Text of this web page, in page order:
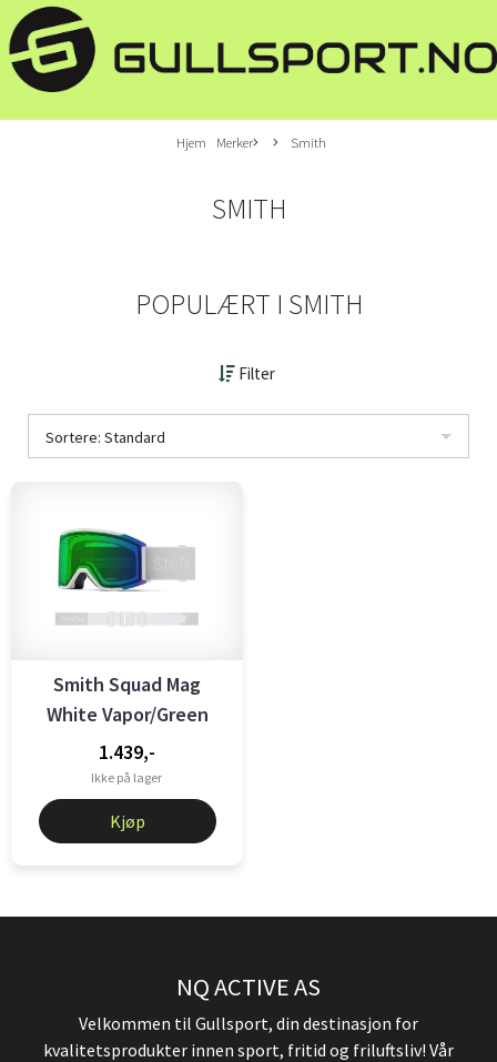
Hjem Merker Smith
SMITH
POPULÆRT I SMITH
Filter
Sortere: Standard
Smith Squad Mag
White Vapor/Green
Mirror
1.439,-
Ikke på lager
Kjøp
NQ ACTIVE AS
Velkommen til Gullsport, din destinasjon for
kvalitetsprodukter innen sport, fritid og friluftsliv! Vår